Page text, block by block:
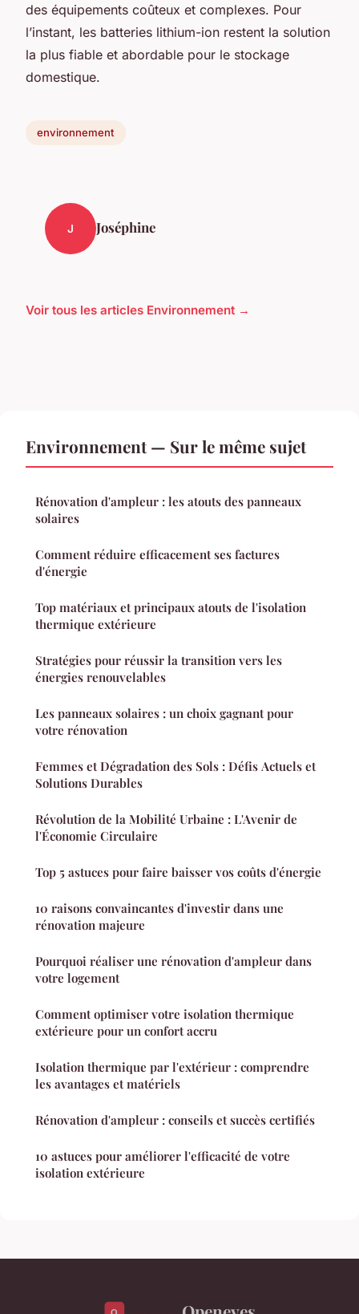
des équipements coûteux et complexes. Pour
l’instant, les batteries lithium-ion restent la solution
la plus fiable et abordable pour le stockage
domestique.
environnement
J Joséphine
Voir tous les articles Environnement →
Environnement — Sur le même sujet
Rénovation d'ampleur : les atouts des panneaux
solaires
Comment réduire efficacement ses factures
d'énergie
Top matériaux et principaux atouts de l'isolation
thermique extérieure
Stratégies pour réussir la transition vers les
énergies renouvelables
Les panneaux solaires : un choix gagnant pour
votre rénovation
Femmes et Dégradation des Sols : Défis Actuels et
Solutions Durables
Révolution de la Mobilité Urbaine : L'Avenir de
l'Économie Circulaire
Top 5 astuces pour faire baisser vos coûts d'énergie
10 raisons convaincantes d'investir dans une
rénovation majeure
Pourquoi réaliser une rénovation d'ampleur dans
votre logement
Comment optimiser votre isolation thermique
extérieure pour un confort accru
Isolation thermique par l'extérieur : comprendre
les avantages et matériels
Rénovation d'ampleur : conseils et succès certifiés
10 astuces pour améliorer l'efficacité de votre
isolation extérieure